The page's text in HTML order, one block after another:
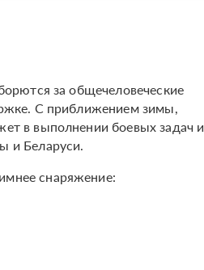
за общечеловеческие
С приближением зимы,
в выполнении боевых задач и
и Беларуси.
снаряжение: